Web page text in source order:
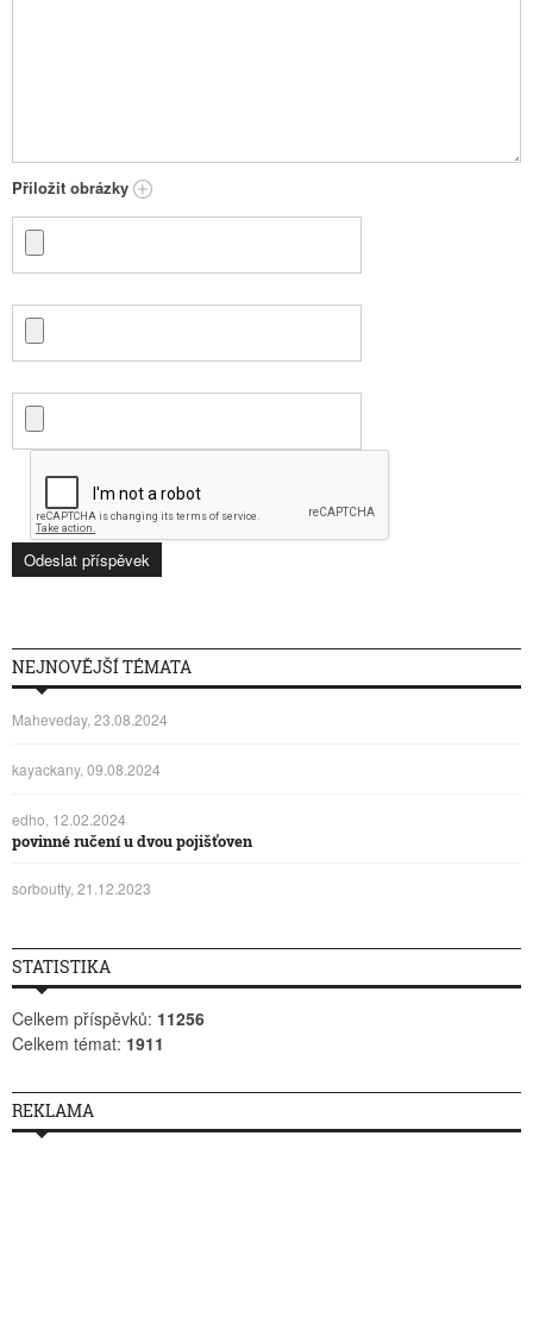
Přiložit obrázky
NEJNOVĚJŠÍ TÉMATA
Maheveday, 23.08.2024
kayackany, 09.08.2024
edho, 12.02.2024
povinné ručení u dvou pojišťoven
sorboutty, 21.12.2023
STATISTIKA
Celkem příspěvků: 11256
Celkem témat: 1911
REKLAMA